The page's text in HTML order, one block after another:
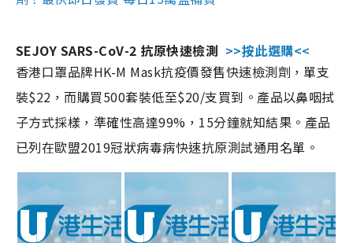
SEJOY SARS-CoV-2 抗原快速檢測 >>按此選購<<
香港口罩品牌HK-M Mask抗疫價發售快速檢測劑，單支
裝$22，而購買500套裝低至$20/支買到。產品以鼻咽拭
子方式採樣，準確性高達99%，15分鐘就知結果。產品
已列在歐盟2019冠狀病毒病快速抗原測試通用名單。